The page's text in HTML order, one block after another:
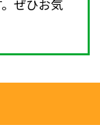
ぜひお気